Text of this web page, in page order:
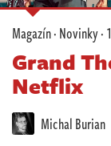
Soutěže
Databáze
Komunita
Redakce
Magazín·Novinky·
Grand
Netflix
Michal Burian